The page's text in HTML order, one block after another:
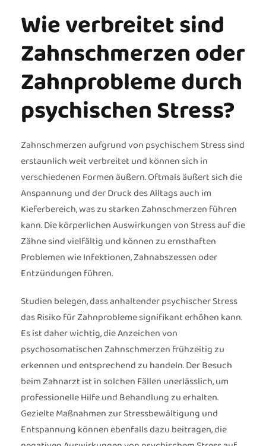
Wie verbreitet sind
Zahnschmerzen oder
Zahnprobleme durch
psychischen Stress?
Zahnschmerzen aufgrund von psychischem Stress sind
erstaunlich weit verbreitet und können sich in
verschiedenen Formen äußern. Oftmals äußert sich die
Anspannung und der Druck des Alltags auch im
Kieferbereich, was zu starken Zahnschmerzen führen
kann. Die körperlichen Auswirkungen von Stress auf die
Zähne sind vielfältig und können zu ernsthaften
Problemen wie Infektionen, Zahnabszessen oder
Entzündungen führen.
Studien belegen, dass anhaltender psychischer Stress
das Risiko für Zahnprobleme signifikant erhöhen kann.
Es ist daher wichtig, die Anzeichen von
psychosomatischen Zahnschmerzen frühzeitig zu
erkennen und entsprechend zu handeln. Der Besuch
beim Zahnarzt ist in solchen Fällen unerlässlich, um
professionelle Hilfe und Behandlung zu erhalten.
Gezielte Maßnahmen zur Stressbewältigung und
Entspannung können ebenfalls dazu beitragen, die